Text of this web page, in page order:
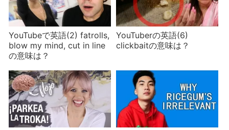
YouTubeで英語(2) fatrolls,
blow my mind, cut in line
の意味は？
YouTuberの英語(6)
clickbaitの意味は？